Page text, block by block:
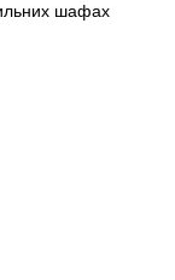
шафах